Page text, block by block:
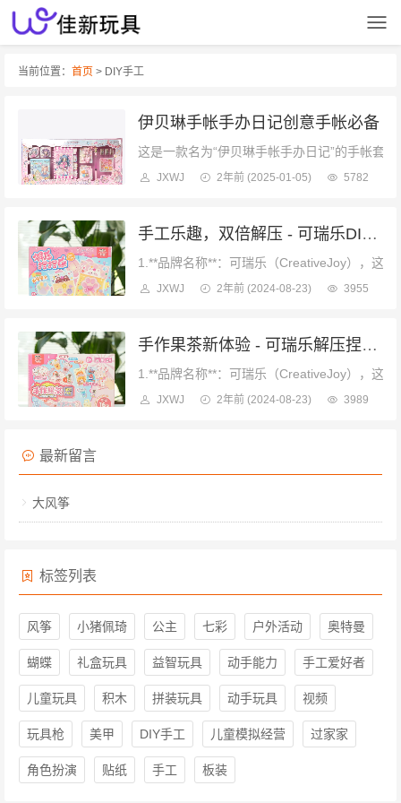
当前位置： 首页 > DIY手工
伊贝琳手帐手办日记创意手帐必备
这是一款名为“伊贝琳手帐手办日记”的手帐套
JXWJ 2年前 (2025-01-05) 5782
手工乐趣，双倍解压 - 可瑞乐DIY文创套装，激发创意与想象力
1.**品牌名称**：可瑞乐（CreativeJoy），这
JXWJ 2年前 (2024-08-23) 3955
手作果茶新体验 - 可瑞乐解压捏捏乐手工文创套装，16款果茶制作
1.**品牌名称**：可瑞乐（CreativeJoy），这
JXWJ 2年前 (2024-08-23) 3989
最新留言
大风筝
标签列表
风筝 小猪佩琦 公主 七彩 户外活动 奥特曼
蝴蝶 礼盒玩具 益智玩具 动手能力 手工爱好者
儿童玩具 积木 拼装玩具 动手玩具 视频
玩具枪 美甲 DIY手工 儿童模拟经营 过家家
角色扮演 贴纸 手工 板装